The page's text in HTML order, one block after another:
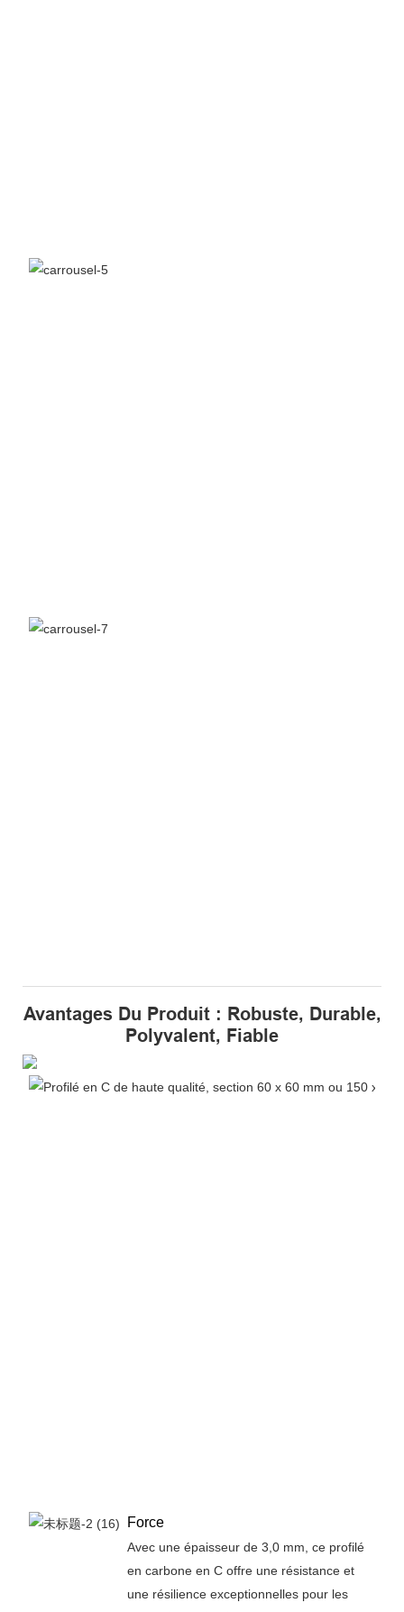
Avantages Du Produit : Robuste, Durable,
Polyvalent, Fiable
Force
Avec une épaisseur de 3,0 mm, ce profilé
en carbone en C offre une résistance et
une résilience exceptionnelles pour les